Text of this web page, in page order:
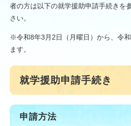
者の方は以下の就学援助申請手続きを
さい。
※令和8年3月2日（月曜日）から、令
ます。
就学援助申請手続き
申請方法